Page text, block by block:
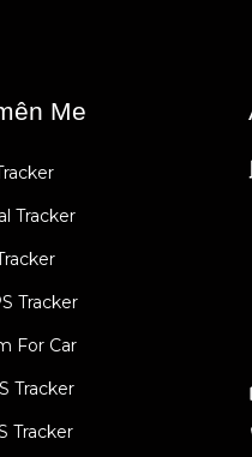
Me
Tracker
Tracker
For Car
Tracker
Tracker